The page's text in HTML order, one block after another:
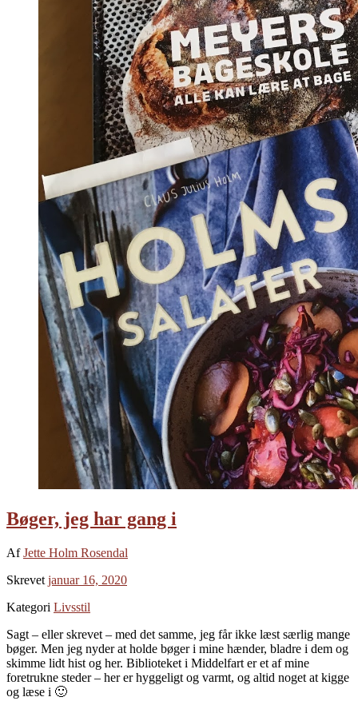
Bøger, jeg har gang i
AfJette Holm Rosendal
Skrevet januar 16, 2020
Kategori Livsstil
Sagt – eller skrevet – med det samme, jeg får ikke læst særlig mange
bøger. Men jeg nyder at holde bøger i mine hænder, bladre i dem og
skimme lidt hist og her. Biblioteket i Middelfart er et af mine
foretrukne steder – her er hyggeligt og varmt, og altid noget at kigge
og læse i 🙂